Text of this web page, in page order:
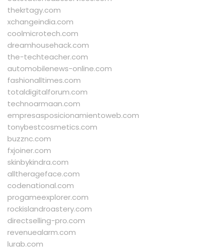
thekrtagy.com
xchangeindia.com
coolmicrotech.com
dreamhousehack.com
the-techteacher.com
automobilenews-online.com
fashionalltimes.com
totaldigitalforum.com
technoarmaan.com
empresasposicionamientoweb.com
tonybestcosmetics.com
buzznc.com
fxjoiner.com
skinbykindra.com
alltherageface.com
codenational.com
progameexplorer.com
rockislandroastery.com
directselling-pro.com
revenuealarm.com
lurab.com